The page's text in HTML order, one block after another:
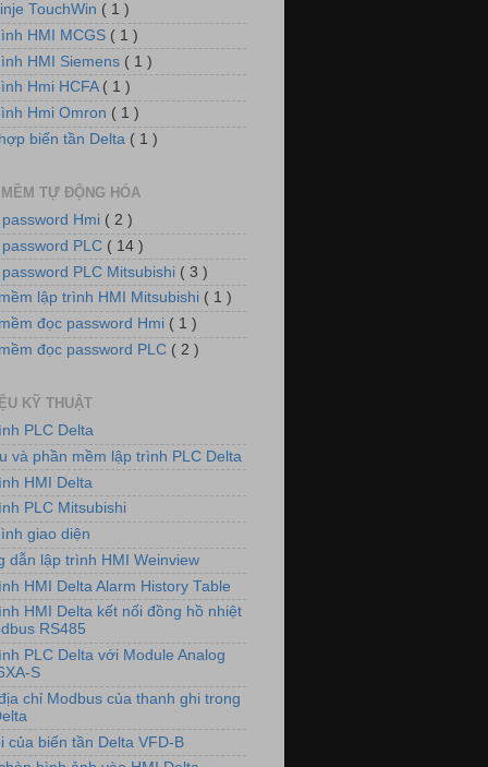
TouchWin ( 1 )
HMI MCGS ( 1 )
HMI Siemens ( 1 )
Hmi HCFA ( 1 )
Hmi Omron ( 1 )
biến tần Delta ( 1 )
MỀM TỰ ĐỘNG HÓA
Hmi ( 2 )
PLC ( 14 )
PLC Mitsubishi ( 3 )
lập trình HMI Mitsubishi ( 1 )
đọc password Hmi ( 1 )
đọc password PLC ( 2 )
KỸ THUẬT
PLC Delta
và phần mềm lập trình PLC Delta
HMI Delta
PLC Mitsubishi
giao diện
dẫn lập trình HMI Weinview
HMI Delta Alarm History Table
HMI Delta kết nối đồng hồ nhiệt
RS485
PLC Delta với Module Analog
S
chỉ Modbus của thanh ghi trong
của biến tần Delta VFD-B